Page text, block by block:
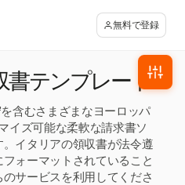
無料で登録
書テンプレート
含むさまざまなヨーロッパ
イズ可能な柔軟な請求書ソ
イタリアの領収書が法令遵
ォーマットされていること
サービスを利用してくださ